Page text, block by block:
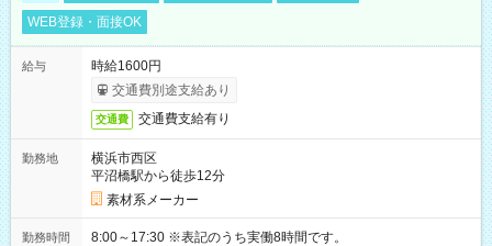
WEB登録・面接OK
給与
時給1600円
交通費別途支給あり
交通費 交通費支給有り
勤務地
横浜市西区
平沼橋駅から徒歩12分
素材系メーカー
勤務時間 8:00～17:30 ※表記のうち実働8時間です。